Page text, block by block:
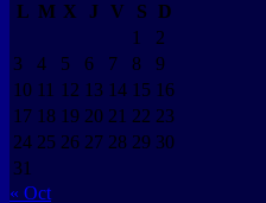
L M X J V S D
1
2
3
4 5 6 7 8
9
10 11 12 13 14 15 16
17 18 19 20 21 22 23
24 25 26 27 28 29 30
31
« Oct